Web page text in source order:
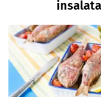
insalata